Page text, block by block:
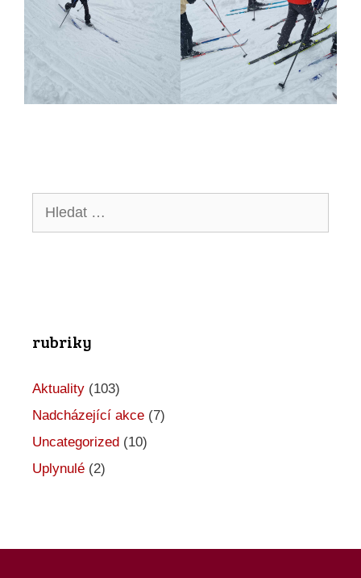
Hledat:
rubriky
Aktuality (103)
Nadcházející akce (7)
Uncategorized (10)
Uplynulé (2)